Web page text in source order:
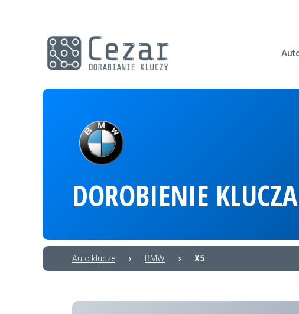
DOROBIENIE
Auto klucze › BMW › X5